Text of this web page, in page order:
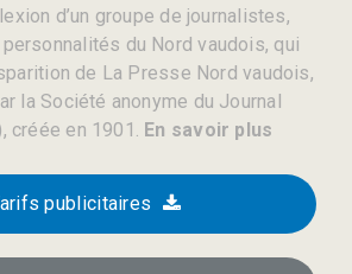
d’un groupe de journalistes,
du Nord vaudois, qui
de La Presse Nord vaudois,
la Société anonyme du Journal
créée en 1901. En savoir plus
publicitaires